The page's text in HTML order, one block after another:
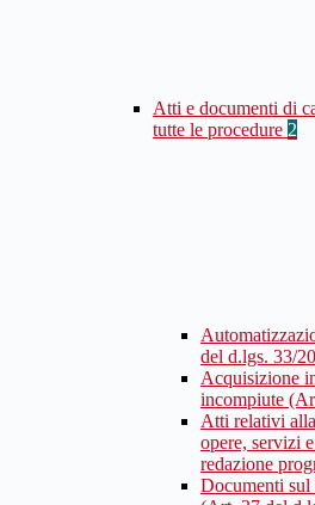
Atti e documenti di
tutte le procedure 2
del d.lgs. 33/
Acquisizione
incompiute
Atti relativi
opere, servizi
redazione
Documenti sul